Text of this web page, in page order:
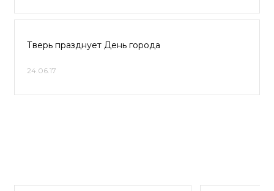
Тверь празднует День города
24.06.17